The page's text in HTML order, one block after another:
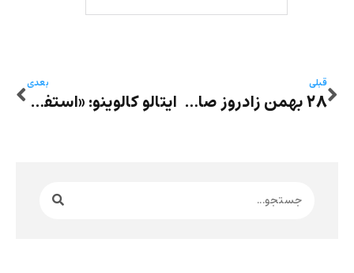
قبلی
۲۸ بهمن زادروز صادق هدایت – «سه ‌قطره خون» با اجرای ژوان ناهید
بعدی
ایتالو کالوینو: «استفاده‌های درست و نادرست سیاسی از ادبیات»، به ترجمه حمید فرازنده